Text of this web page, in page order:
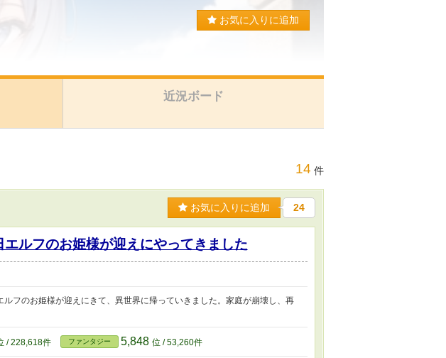
お気に入りに追加
近況ボード
14 件
お気に入りに追加 24
ルフのお姫様が迎えにやってきました
フのお姫様が迎えにきて、異世界に帰っていきました。家庭が崩壊し、再
/ 228,618件 ファンタジー 5,848 位 / 53,260件